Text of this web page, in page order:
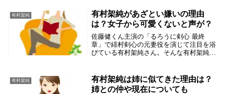
く調べてみました。有村架純の出身地は伊
丹市のどこ？...
有村架純
有村架純があざとい嫌いの理由
は？女子から可愛くないと声が？
佐藤健くん主演の「るろうに剣心 最終
章」で緋村剣心の元妻役を演じて注目を浴
びている有村架純さん。そんな有村架純さ
す。特に女子からの「可愛くない」と言う
声が多いようです...
有村架純
有村架純は姉に似てきた理由は？
姉との仲や現在についても